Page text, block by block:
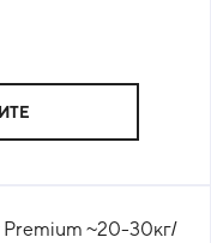
Premium ~20-30кг/